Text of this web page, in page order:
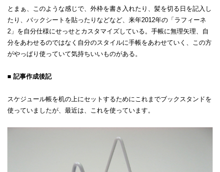
とまぁ、このような感じで、外枠を書き入れたり、髪を切る日を記入し
たり、バックシートを貼ったりなどなど、来年2012年の「ラフィーネ
2」を自分仕様にせっせとカスタマイズしている。手帳に無理矢理、自
分をあわせるのではなく自分のスタイルに手帳をあわせていく、この方
がやっぱり使っていて気持ちいいものがある。
■ 記事作成後記
スケジュール帳を机の上にセットするためにこれまでブックスタンドを
使っていましたが、最近は、これを使っています。